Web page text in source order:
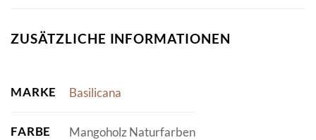
ZUSÄTZLICHE INFORMATIONEN
MARKE Basilicana
FARBE Mangoholz Naturfarben